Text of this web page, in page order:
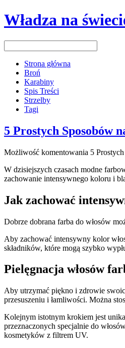
Władza na
Strona główna
Broń
Karabiny
Spis Treści
Strzelby
Tagi
5 Prostych Sposobów
Możliwość komentowania 5
W dzisiejszych czasach modne⁢
zachowanie intensywnego koloru i
Jak zachować
Dobrze dobrana farba do włosów
Aby zachować intensywny kolor
składników, które mogą szybko
Pielęgnacja włosów
Aby utrzymać piękno ⁤i ⁤zdrowie
przesuszeniu ⁤i łamliwości.⁢ Można
Kolejnym istotnym ⁣krokiem jest
przeznaczonych specjalnie do
kosmetyków z filtrem UV.